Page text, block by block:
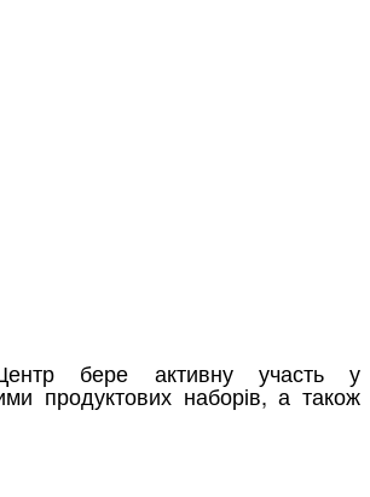
бере активну участь у
продуктових наборів, а також